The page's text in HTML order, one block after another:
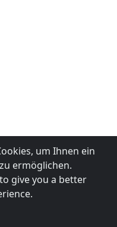
um Ihnen ein
ermöglichen.
give you a better